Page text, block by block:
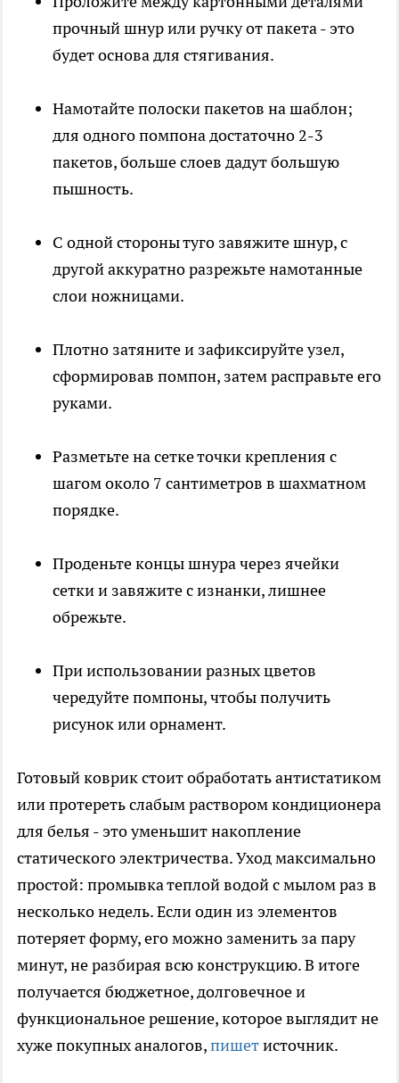
прочный шнур или ручку от пакета - это
будет основа для стягивания.
Намотайте полоски пакетов на шаблон;
для одного помпона достаточно 2-3
пакетов, больше слоев дадут большую
пышность.
С одной стороны туго завяжите шнур, с
другой аккуратно разрежьте намотанные
слои ножницами.
Плотно затяните и зафиксируйте узел,
сформировав помпон, затем расправьте его
руками.
Разметьте на сетке точки крепления с
шагом около 7 сантиметров в шахматном
порядке.
Проденьте концы шнура через ячейки
сетки и завяжите с изнанки, лишнее
обрежьте.
При использовании разных цветов
чередуйте помпоны, чтобы получить
рисунок или орнамент.
Готовый коврик стоит обработать антистатиком
или протереть слабым раствором кондиционера
для белья - это уменьшит накопление
статического электричества. Уход максимально
простой: промывка теплой водой с мылом раз в
несколько недель. Если один из элементов
потеряет форму, его можно заменить за пару
минут, не разбирая всю конструкцию. В итоге
получается бюджетное, долговечное и
функциональное решение, которое выглядит не
хуже покупных аналогов,пишетисточник.